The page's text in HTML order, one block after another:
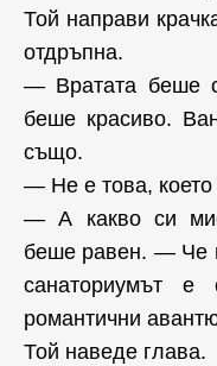
Той направи
отдръпна.
— Вратата беше
беше красиво.
също.
— Не е това,
— А какво си
беше равен. — Че
санаториумът е
романтични
Той наведе глава.